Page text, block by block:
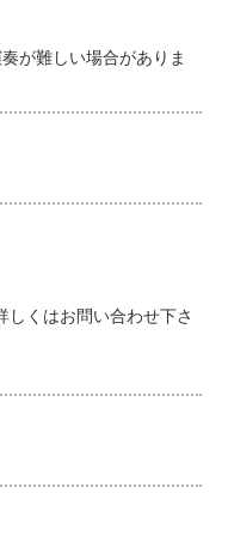
が難しい場合がありま
くはお問い合わせ下さ